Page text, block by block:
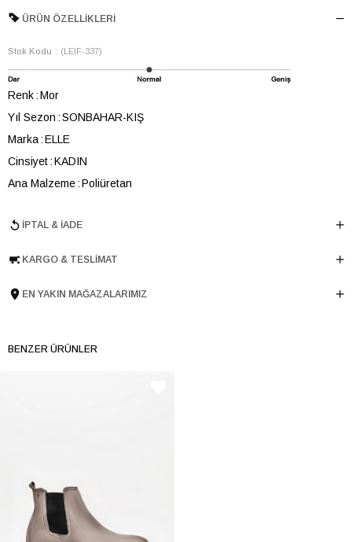
ÜRÜN ÖZELLIKLERI
Stok Kodu (LEIF-337)
Renk Mor
Yıl Sezon SONBAHAR-KIŞ
Marka ELLE
Cinsiyet KADIN
Ana Malzeme Poliüretan
En
21 cm
Ürün Cinsi
Çapraz Çanta
İPTAL & İADE
KARGO & TESLIMAT
EN YAKIN MAĞAZALARIMIZ
BENZER ÜRÜNLER